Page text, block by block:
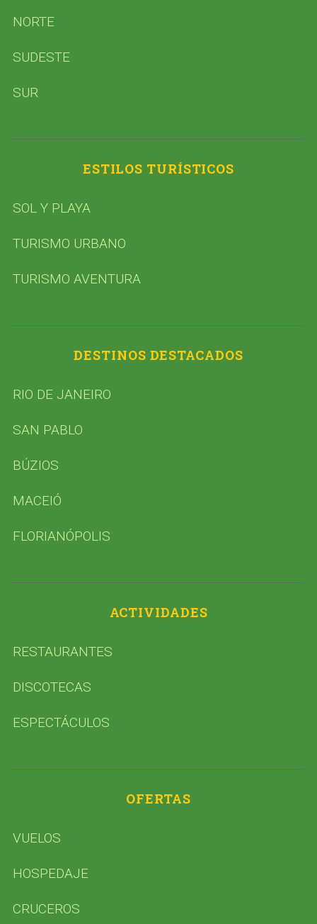
NORTE
SUDESTE
SUR
ESTILOS TURÍSTICOS
SOL Y PLAYA
TURISMO URBANO
TURISMO AVENTURA
DESTINOS DESTACADOS
RIO DE JANEIRO
SAN PABLO
BÚZIOS
MACEIÓ
FLORIANÓPOLIS
ACTIVIDADES
RESTAURANTES
DISCOTECAS
ESPECTÁCULOS
OFERTAS
VUELOS
HOSPEDAJE
CRUCEROS